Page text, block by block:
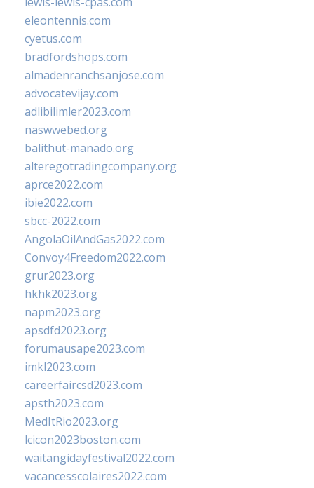
eleontennis.com
cyetus.com
bradfordshops.com
almadenranchsanjose.com
advocatevijay.com
adlibilimler2023.com
naswwebed.org
balithut-manado.org
alteregotradingcompany.org
aprce2022.com
ibie2022.com
sbcc-2022.com
AngolaOilAndGas2022.com
Convoy4Freedom2022.com
grur2023.org
hkhk2023.org
napm2023.org
apsdfd2023.org
forumausape2023.com
imkl2023.com
careerfaircsd2023.com
apsth2023.com
MedItRio2023.org
lcicon2023boston.com
waitangidayfestival2022.com
vacancesscolaires2022.com